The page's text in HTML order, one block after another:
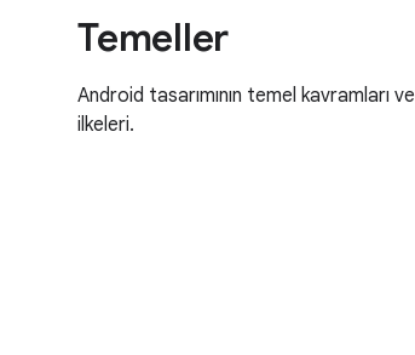
Temeller
Android tasarımının temel kavramları ve
ilkeleri.